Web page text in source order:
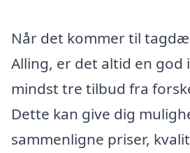
Når det kommer til
Alling, er det altid en god
mindst tre tilbud fra
Dette kan give dig
sammenligne priser,